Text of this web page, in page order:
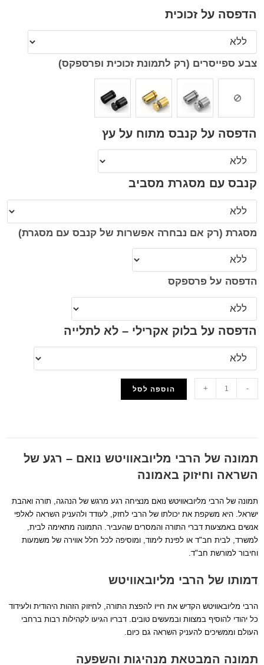
הדפסה על זכוכית
צבע ספייסרים (רק לתמונת זכוכית ופרספקס)
הדפסה על קנבס מתוח על עץ
קנבס עם מסגרת מסביב
מסגרת (רק אם נבחרה אפשרות של קנבס עם מסגרת)
הדפסה על פרספקס
הדפסה על בלוק אקרילי – לא לתלייה
-
+ הוספה לסל
תמונה של הרבי מליובאוויטש נואם – רגע של
השראה וחיזוק באמונה
תמונה של הרבי מליובאוויטש נואם מנציחה רגע מרגש של הנהגה, תורה ואהבת
ישראל. היא משקפת את יכולתו של הרבי לחזק, לעודד ולהעניק השראה לאלפי
אנשים באמצעות דברי התורה והמסרים שהעביר. התמונה מתאימה לבית,
למשרד, לבית חב"ד או לפינת לימוד, ומוסיפה לכל חלל אווירה של משמעות
וחיבור למורשת חב"ד.
דמותו של הרבי מליובאוויטש
הרבי מליובאוויטש הקדיש את חייו להפצת התורה, לחיזוק הזהות היהודית ולעידוד
כל יהודי להוסיף במצוות ובמעשים טובים. דבריו הגיעו לקהילות רבות ברחבי
העולם וממשיכים להעניק השראה גם כיום.
תמונה המבטאת מנהיגות והשפעה